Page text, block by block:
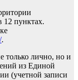
12 пунктах.
.
только лично, но и
из Единой
(учетной записи